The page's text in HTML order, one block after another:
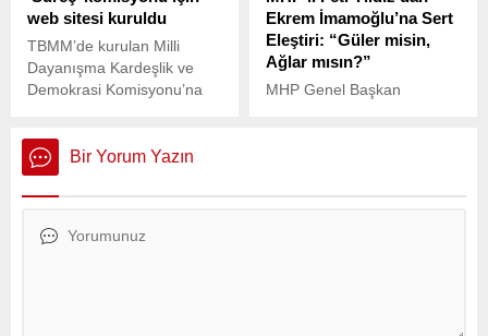
tepkisini gösterdi.
medya üzerinden tepki
gösterdi.
web sitesi kuruldu
TBMM’de kurulan Milli
Dayanışma Kardeşlik ve
Demokrasi Komisyonu’na
Ekrem İmamoğlu’na Sert
Eleştiri: “Güler misin,
Ağlar mısın?”
MHP Genel Başkan
Başkanı Ekrem
Bir Yorum Yazın